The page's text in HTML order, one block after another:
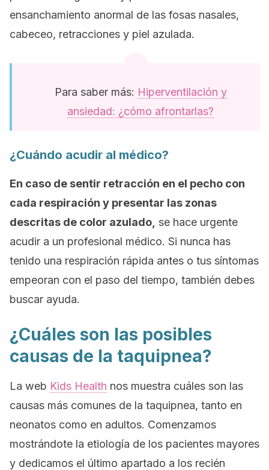
ensanchamiento anormal de las fosas nasales,
cabeceo, retracciones y piel azulada.
Para saber más: Hiperventilación y
ansiedad: ¿cómo afrontarlas?
¿Cuándo acudir al médico?
En caso de sentir retracción en el pecho con
cada respiración y presentar las zonas
descritas de color azulado, se hace urgente
acudir a un profesional médico. Si nunca has
tenido una respiración rápida antes o tus síntomas
empeoran con el paso del tiempo, también debes
buscar ayuda.
¿Cuáles son las posibles
causas de la taquipnea?
La web Kids Health nos muestra cuáles son las
causas más comunes de la taquipnea, tanto en
neonatos como en adultos. Comenzamos
mostrándote la etiología de los pacientes mayores
y dedicamos el último apartado a los recién